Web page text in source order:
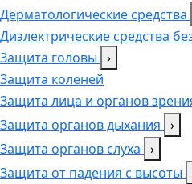
Дерматологические средства
Диэлектрические средства
Защита головы ›
Защита коленей
Защита лица и органов
Защита органов дыхания ›
Защита органов слуха ›
Защита от падения с высоты